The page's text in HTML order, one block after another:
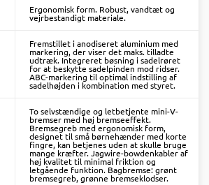
Ergonomisk form. Robust, vandtæt og
vejrbestandigt materiale.
Fremstillet i anodiseret aluminium med
markering, der viser det maks. tilladte
udtræk. Integreret bøsning i sadelrøret
for at beskytte sadelpinden mod ridser.
ABC-markering til optimal indstilling af
sadelhøjden i kombination med styret.
To selvstændige og letbetjente mini-V-
bremser med høj bremseeffekt.
Bremsegreb med ergonomisk form,
designet til små børnehænder med korte
fingre, kan betjenes uden at skulle bruge
mange kræfter. Jagwire-bowdenkabler af
høj kvalitet til minimal friktion og
letgående funktion. Bagbremse: grønt
bremsegreb, grønne bremseklodser.